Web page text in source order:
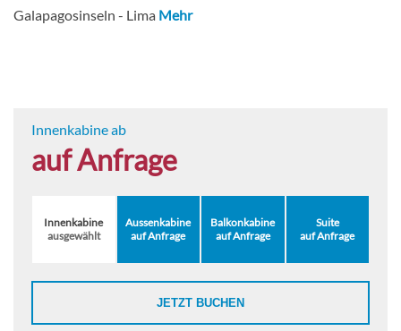
Galapagosinseln - Lima Mehr
Innenkabine ab
auf Anfrage
Innenkabine
ausgewählt
Aussenkabine
auf Anfrage
Balkonkabine
auf Anfrage
Suite
auf Anfrage
JETZT BUCHEN